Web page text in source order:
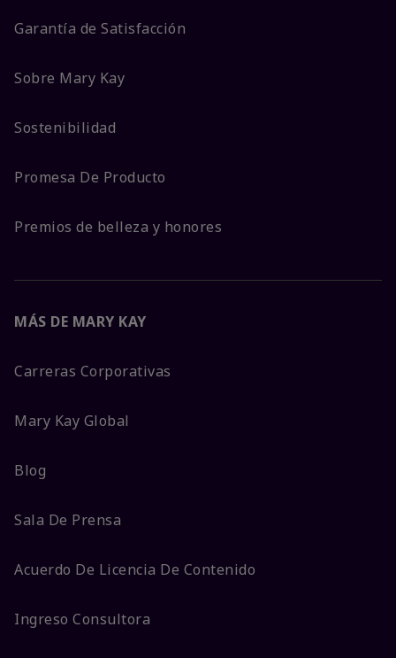
Garantía de Satisfacción
Sobre Mary Kay
Sostenibilidad
Promesa De Producto
Premios de belleza y honores
MÁS DE MARY KAY
Carreras Corporativas
Mary Kay Global
Blog
Sala De Prensa
Acuerdo De Licencia De Contenido
Ingreso Consultora